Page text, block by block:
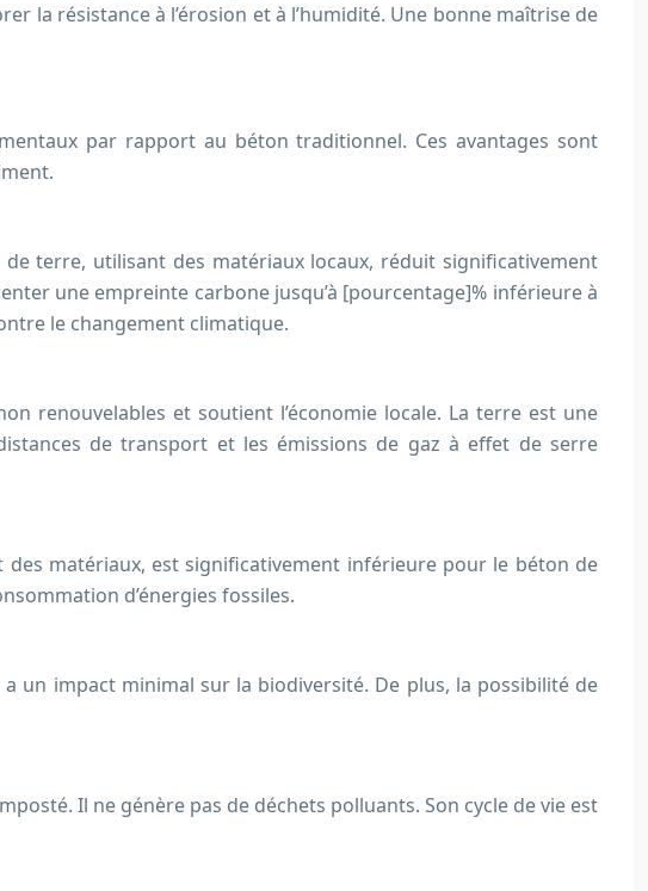
la résistance à l’érosion et à l’humidité. Une bonne maîtrise de
par rapport au béton traditionnel. Ces avantages sont
terre, utilisant des matériaux locaux, réduit significativement
une empreinte carbone jusqu’à [pourcentage]% inférieure à
le changement climatique.
renouvelables et soutient l’économie locale. La terre est une
de transport et les émissions de gaz à effet de serre
des matériaux, est significativement inférieure pour le béton de
d’énergies fossiles.
un impact minimal sur la biodiversité. De plus, la possibilité de
Il ne génère pas de déchets polluants. Son cycle de vie est